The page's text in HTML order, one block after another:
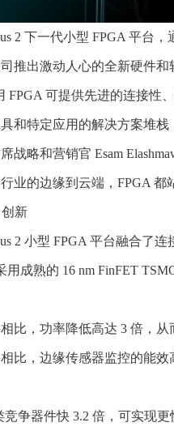
2 下一代小型 FPGA 平台
推出激动人心的全新硬件
FPGA 可提供先进的连接
和特定应用的解决方案堆栈
战略和营销官 Esam
业的边缘到云端，FPGA
新
2 小型 FPGA 平台融合了
用成熟的 16 nm FinFET
比，功率降低高达 3 倍，
比，边缘传感器监控的能效
争器件快 3.2 倍，可实现更